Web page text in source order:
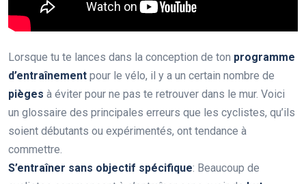
Lorsque tu te lances dans la conception de ton programme
d’entraînement pour le vélo, il y a un certain nombre de
pièges à éviter pour ne pas te retrouver dans le mur. Voici
un glossaire des principales erreurs que les cyclistes, qu’ils
soient débutants ou expérimentés, ont tendance à
commettre.
S’entraîner sans objectif spécifique: Beaucoup de